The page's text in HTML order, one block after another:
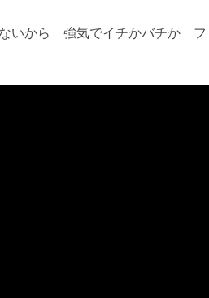
いから 強気でイチかバチか フ